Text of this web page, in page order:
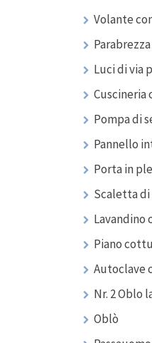
Volante
Luci di via
Pompa di
Pannello
Porta in
Scaletta di
Lavandino
Piano
Autoclave
Nr. 2 Oblo
Oblò